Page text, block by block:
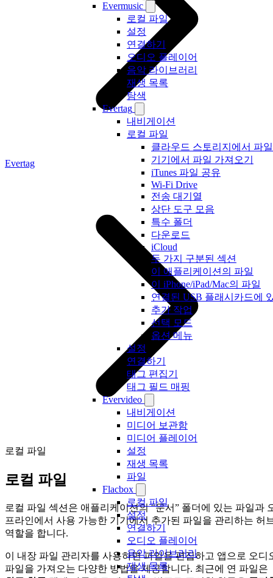
Evermusic
로컬 파일
설정
연결하기
오디오 플레이어
음악 라이브러리
재생 목록
탐색
Evertag
내비게이션
로컬 파일
클라우드 스토리지에서 파
기기에서 파일 가져오기
iTunes 파일 공유
Wi-Fi Drive
전송 대기열
상단 도구 모음
특수 폴더
다운로드
iCloud
두 가지 구분된 섹션
이 애플리케이션의 파일
이 iPhone/iPad/Mac의 파일
연결된 USB 플래시카드에
추가 작업
선택 모드
옵션 메뉴
설정
연결하기
태그 편집기
태그 필드 매핑
Evervideo
내비게이션
미디어 보관함
미디어 플레이어
설정
재생 목록
파일
Flacbox
로컬 파일
설정
연결하기
오디오 플레이어
음악 라이브러리
재생 목록
Evertag
로컬 파일
로컬 파일
로컬 파일 섹션은 애플리케이션의 “문서” 폴더에 있는 파일과
프라인에서 사용 가능한 기기에서 추가된 파일을 관리하는 허
역할을 합니다.
이 내장 파일 관리자를 사용하면 파일을 편집하고 앱으로 오디
파일을 가져오는 다양한 방법을 제공합니다. 최근에 연 파일은